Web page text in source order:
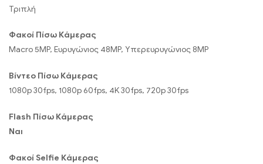
Τριπλή
Φακοί Πίσω Κάμερας
Macro 5MP, Ευρυγώνιος 48MP, Υπερευρυγώνιος 8MP
Βίντεο Πίσω Κάμερας
1080p 30fps, 1080p 60fps, 4K 30fps, 720p 30fps
Flash Πίσω Κάμερας
Ναι
Φακοί Selfie Κάμερας